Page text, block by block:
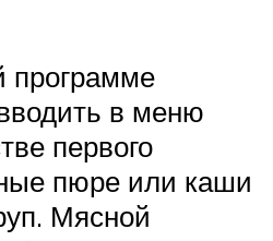
программе
в меню
первого
пюре или каши
Мясной